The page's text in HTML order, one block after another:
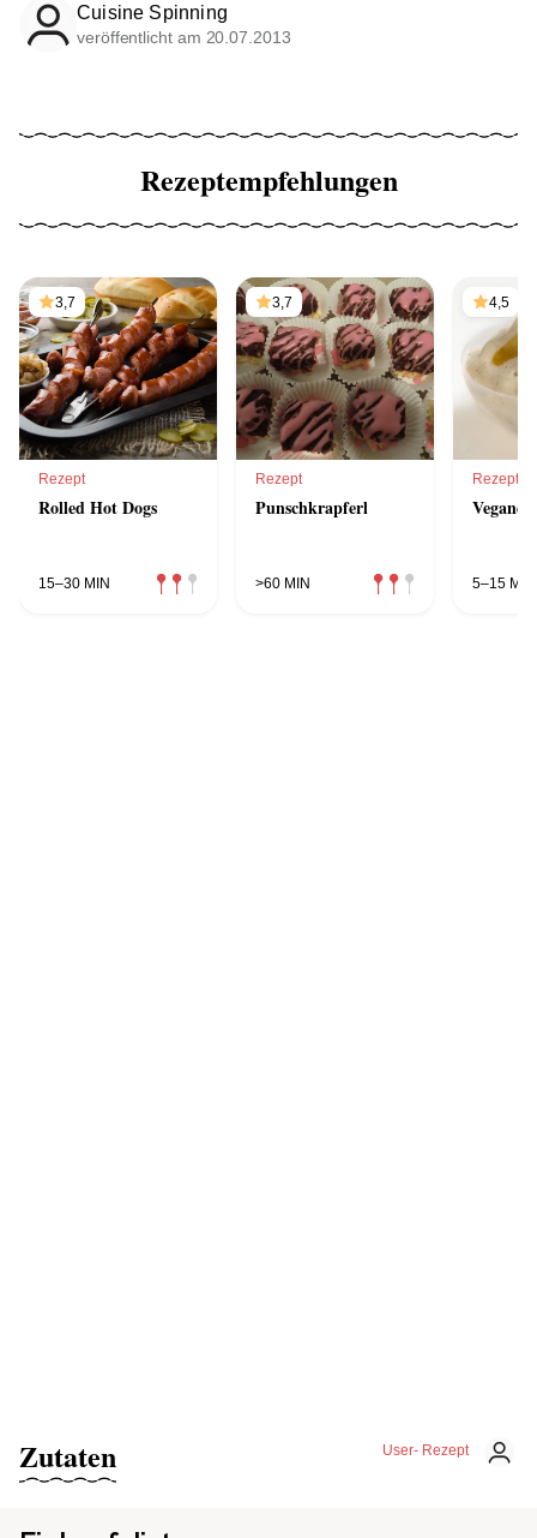
Cuisine Spinning
veröffentlicht am 20.07.2013
Rezeptempfehlungen
3,7
Rezept
Rolled Hot Dogs
15–30 MIN
3,7
Rezept
Punschkrapferl
>60 MIN
4,5
Rezept
5–15 MIN
User- Rezept
Zutaten